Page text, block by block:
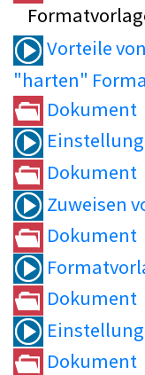
Vorteile
"harten"
Dokument
Dokument
Zuweisen
Dokument
Dokument
Dokument